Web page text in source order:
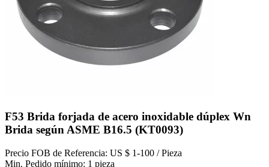
F53 Brida forjada de acero inoxidable dúplex Wn
Brida según ASME B16.5 (KT0093)
Precio FOB de Referencia: US $ 1-100 / Pieza
Min. Pedido mínimo: 1 pieza